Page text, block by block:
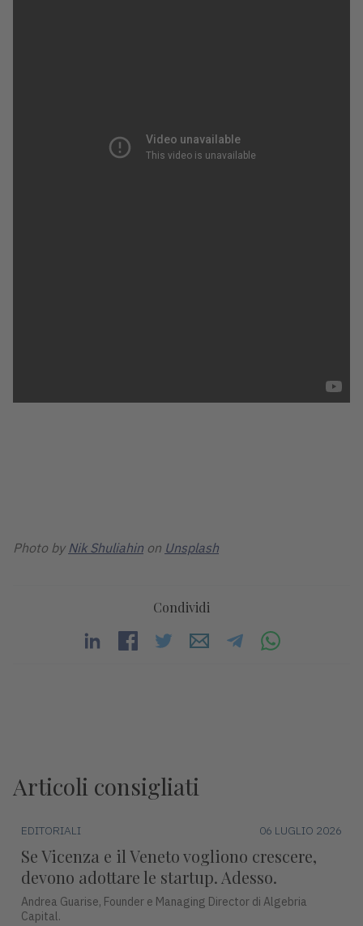
Photo by Nik Shuliahin on Unsplash
Condividi
Articoli consigliati
EDITORIALI 06 LUGLIO 2026
Se Vicenza e il Veneto vogliono crescere,
devono adottare le startup. Adesso.
Andrea Guarise, Founder e Managing Director di Algebria
Capital.